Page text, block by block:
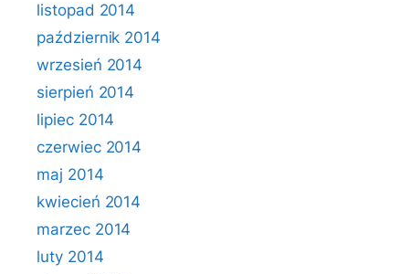
listopad 2014
październik 2014
wrzesień 2014
sierpień 2014
lipiec 2014
czerwiec 2014
maj 2014
kwiecień 2014
marzec 2014
luty 2014